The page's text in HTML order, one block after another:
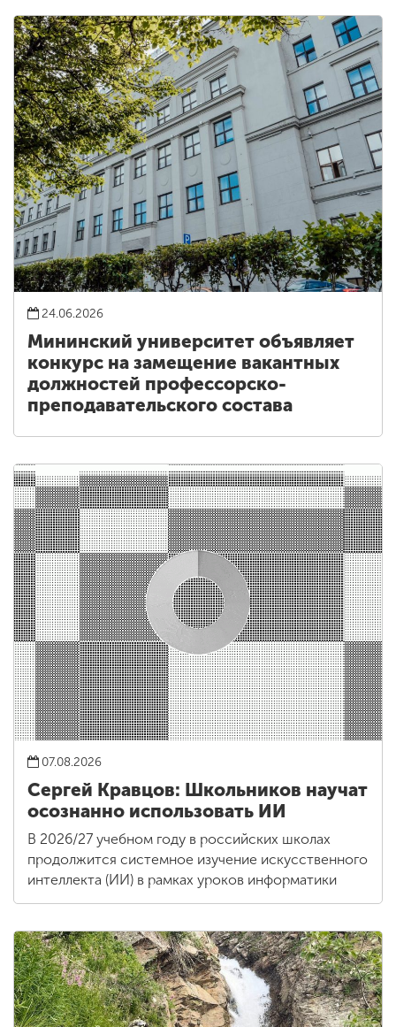
24.06.2026
Мининский университет объявляет
конкурс на замещение вакантных
должностей профессорско-
преподавательского состава
07.08.2026
Сергей Кравцов: Школьников научат
осознанно использовать ИИ
В 2026/27 учебном году в российских школах
продолжится системное изучение искусственного
интеллекта (ИИ) в рамках уроков информатики